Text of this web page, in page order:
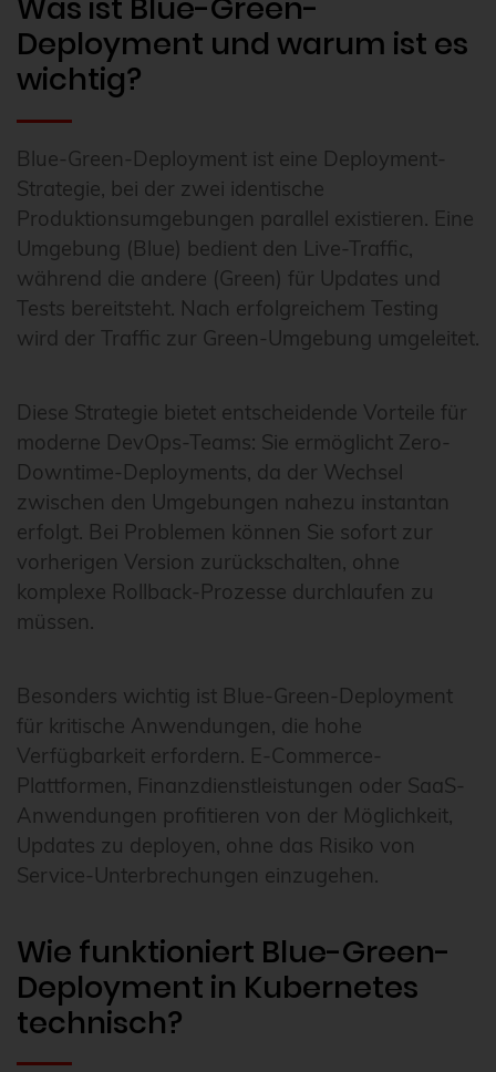
Was ist Blue-Green-
Deployment und warum ist es
wichtig?
Blue-Green-Deployment ist eine Deployment-
Strategie, bei der zwei identische
Produktionsumgebungen parallel existieren. Eine
Umgebung (Blue) bedient den Live-Traffic,
während die andere (Green) für Updates und
Tests bereitsteht. Nach erfolgreichem Testing
wird der Traffic zur Green-Umgebung umgeleitet.
Diese Strategie bietet entscheidende Vorteile für
moderne DevOps-Teams: Sie ermöglicht Zero-
Downtime-Deployments, da der Wechsel
zwischen den Umgebungen nahezu instantan
erfolgt. Bei Problemen können Sie sofort zur
vorherigen Version zurückschalten, ohne
komplexe Rollback-Prozesse durchlaufen zu
müssen.
Besonders wichtig ist Blue-Green-Deployment
für kritische Anwendungen, die hohe
Verfügbarkeit erfordern. E-Commerce-
Plattformen, Finanzdienstleistungen oder SaaS-
Anwendungen profitieren von der Möglichkeit,
Updates zu deployen, ohne das Risiko von
Service-Unterbrechungen einzugehen.
Wie funktioniert Blue-Green-
Deployment in Kubernetes
technisch?